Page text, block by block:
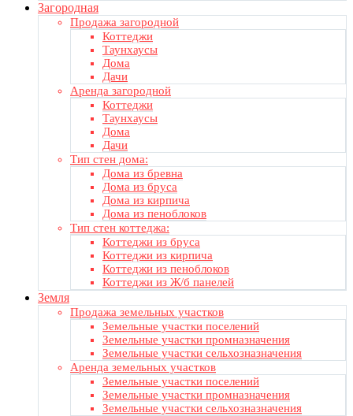
Загородная
Продажа загородной
Коттеджи
Таунхаусы
Дома
Дачи
Аренда загородной
Коттеджи
Таунхаусы
Дома
Дачи
Тип стен дома:
Дома из бревна
Дома из бруса
Дома из кирпича
Дома из пеноблоков
Тип стен коттеджа:
Коттеджи из бруса
Коттеджи из кирпича
Коттеджи из пеноблоков
Коттеджи из Ж/б панелей
Земля
Продажа земельных участков
Земельные участки поселений
Земельные участки промназначения
Земельные участки сельхозназначения
Аренда земельных участков
Земельные участки поселений
Земельные участки промназначения
Земельные участки сельхозназначения